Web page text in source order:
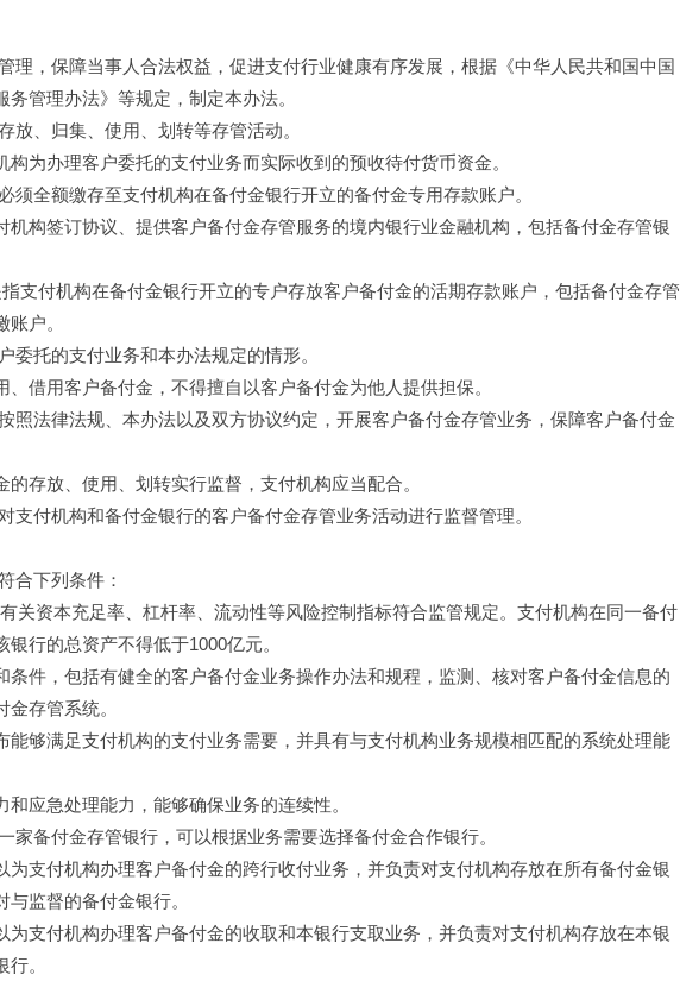
理，保障当事人合法权益，促进支付行业健康有序发展，根据《中华人民共和国中国
管理办法》等规定，制定本办法。
放、归集、使用、划转等存管活动。
为办理客户委托的支付业务而实际收到的预收待付货币资金。
须全额缴存至支付机构在备付金银行开立的备付金专用存款账户。
机构签订协议、提供客户备付金存管服务的境内银行业金融机构，包括备付金存管银
支付机构在备付金银行开立的专户存放客户备付金的活期存款账户，包括备付金存管
户。
委托的支付业务和本办法规定的情形。
借用客户备付金，不得擅自以客户备付金为他人提供担保。
照法律法规、本办法以及双方协议约定，开展客户备付金存管业务，保障客户备付金
存放、使用、划转实行监督，支付机构应当配合。
支付机构和备付金银行的客户备付金存管业务活动进行监督管理。
合下列条件：
关资本充足率、杠杆率、流动性等风险控制指标符合监管规定。支付机构在同一备付
行的总资产不得低于1000亿元。
条件，包括有健全的客户备付金业务操作办法和规程，监测、核对客户备付金信息的
存管系统。
能够满足支付机构的支付业务需要，并具有与支付机构业务规模相匹配的系统处理能
和应急处理能力，能够确保业务的连续性。
家备付金存管银行，可以根据业务需要选择备付金合作银行。
为支付机构办理客户备付金的跨行收付业务，并负责对支付机构存放在所有备付金银
监督的备付金银行。
为支付机构办理客户备付金的收取和本银行支取业务，并负责对支付机构存放在本银
。